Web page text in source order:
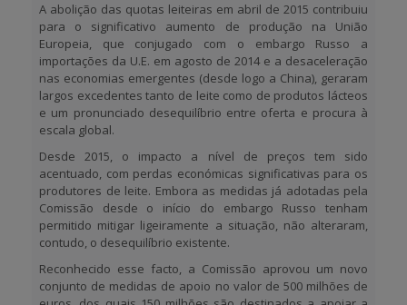
A abolição das quotas leiteiras em abril de 2015 contribuiu
para o significativo aumento de produção na União
Europeia, que conjugado com o embargo Russo a
importações da U.E. em agosto de 2014 e a desaceleração
nas economias emergentes (desde logo a China), geraram
largos excedentes tanto de leite como de produtos lácteos
e um pronunciado desequilíbrio entre oferta e procura à
escala global.
Desde 2015, o impacto a nível de preços tem sido
acentuado, com perdas económicas significativas para os
produtores de leite. Embora as medidas já adotadas pela
Comissão desde o início do embargo Russo tenham
permitido mitigar ligeiramente a situação, não alteraram,
contudo, o desequilíbrio existente.
Reconhecido esse facto, a Comissão aprovou um novo
conjunto de medidas de apoio no valor de 500 milhões de